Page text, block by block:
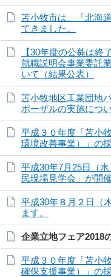
苫小牧市は、「北海
てきました。
【30年度の公募は終
就職説明会事業委託
いて（結果公表）
苫小牧地区工業団地
ポーザルの実施につ
平成３０年度「苫小
環境改善事業）」の
平成30年7月25日（
民現場見学会」が開
平成30年８月２日（
ます。
企業立地フェア2018
平成３０年度「苫小
確保支援事業）」の